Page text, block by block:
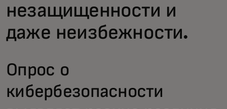
незащищенности и
даже неизбежности.
Опрос о
кибербезопасности